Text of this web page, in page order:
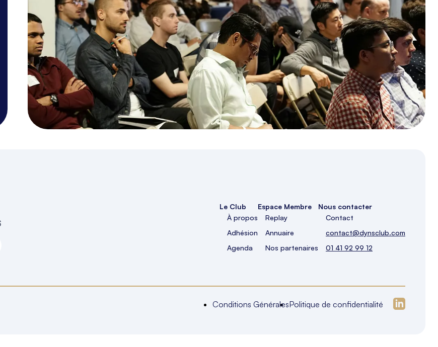
Le Club
À propos
Adhésion
Agenda
Espace Membre
Replay
Annuaire
Nos partenaires
Nous contacter
Contact
contact@dynsclub.com
01 41 92 99 12
Conditions GénéralesPolitique de confidentialité